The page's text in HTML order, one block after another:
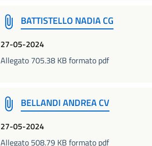
BATTISTELLO NADIA CG
27-05-2024
Allegato 705.38 KB formato pdf
BELLANDI ANDREA CV
27-05-2024
Allegato 508.79 KB formato pdf